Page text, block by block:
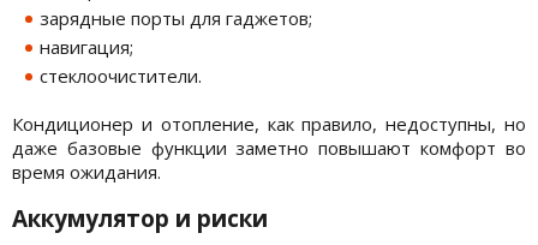
зарядные порты для гаджетов;
навигация;
стеклоочистители.
Кондиционер и отопление, как правило, недоступны, но
даже базовые функции заметно повышают комфорт во
время ожидания.
Аккумулятор и риски